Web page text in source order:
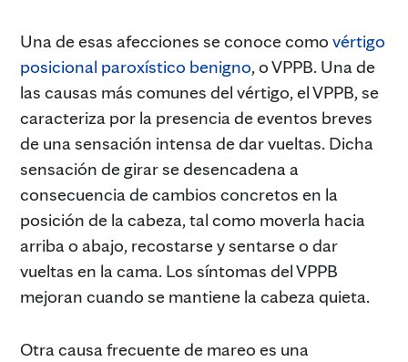
Una de esas afecciones se conoce como vértigo
posicional paroxístico benigno, o VPPB. Una de
las causas más comunes del vértigo, el VPPB, se
caracteriza por la presencia de eventos breves
de una sensación intensa de dar vueltas. Dicha
sensación de girar se desencadena a
consecuencia de cambios concretos en la
posición de la cabeza, tal como moverla hacia
arriba o abajo, recostarse y sentarse o dar
vueltas en la cama. Los síntomas del VPPB
mejoran cuando se mantiene la cabeza quieta.
Otra causa frecuente de mareo es una